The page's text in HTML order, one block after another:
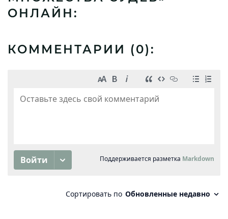
ОНЛАЙН:
КОММЕНТАРИИ (0):